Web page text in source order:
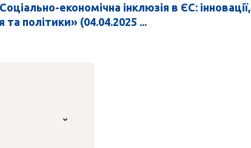
економічна інклюзія в ЄС: інновації,
та політики» (04.04.2025 ...